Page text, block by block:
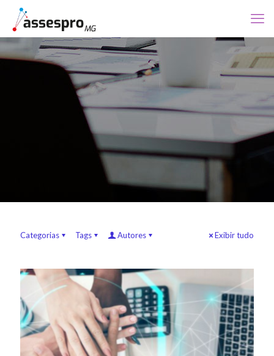
Categorias Tags Autores Exibir tudo